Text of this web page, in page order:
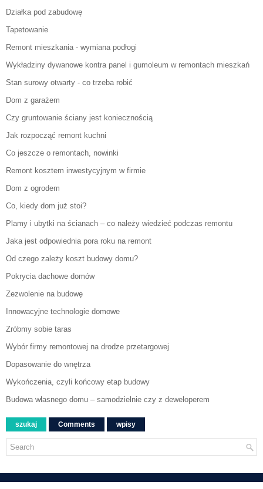
Działka pod zabudowę
Tapetowanie
Remont mieszkania - wymiana podłogi
Wykładziny dywanowe kontra panel i gumoleum w remontach mieszkań
Stan surowy otwarty - co trzeba robić
Dom z garażem
Czy gruntowanie ściany jest koniecznością
Jak rozpocząć remont kuchni
Co jeszcze o remontach, nowinki
Remont kosztem inwestycyjnym w firmie
Dom z ogrodem
Co, kiedy dom już stoi?
Plamy i ubytki na ścianach – co należy wiedzieć podczas remontu
Jaka jest odpowiednia pora roku na remont
Od czego zależy koszt budowy domu?
Pokrycia dachowe domów
Zezwolenie na budowę
Innowacyjne technologie domowe
Zróbmy sobie taras
Wybór firmy remontowej na drodze przetargowej
Dopasowanie do wnętrza
Wykończenia, czyli końcowy etap budowy
Budowa własnego domu – samodzielnie czy z deweloperem
szukaj Comments wpisy